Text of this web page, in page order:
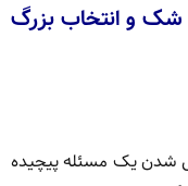
شک و انتخاب بزرگ
شدن یک مسئله پیچیده